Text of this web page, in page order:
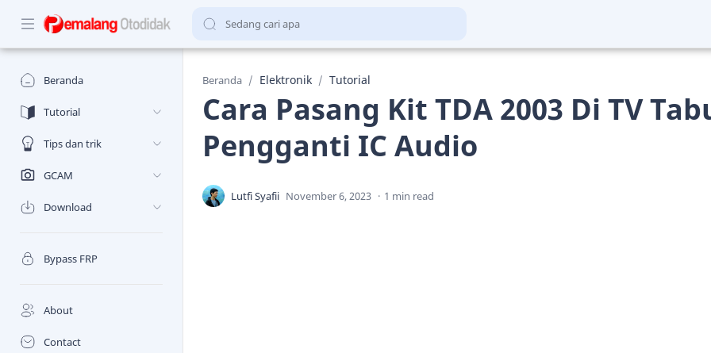
Beranda
Tutorial
Tips dan trik
GCAM
Download
Bypass FRP
About
Contact
Beranda Elektronik Tutorial
Cara Pasang Kit TDA 2003 Di TV
Pengganti IC Audio
1 min read